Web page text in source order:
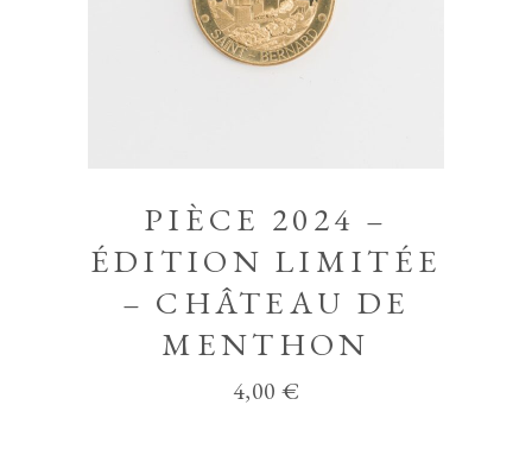
PIÈCE 2024 –
ÉDITION LIMITÉE
– CHÂTEAU DE
MENTHON
4,00€